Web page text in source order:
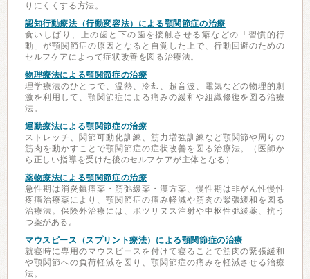
りにくくする方法。
認知行動療法（行動変容法）による顎関節症の治療
食いしばり、上の歯と下の歯を接触させる癖などの「習慣的行
動」が顎関節症の原因となると自覚した上で、行動回避のための
セルフケアによって症状改善を図る治療法。
物理療法による顎関節症の治療
理学療法のひとつで、温熱、冷却、超音波、電気などの物理的刺
激を利用して、顎関節症による痛みの緩和や組織修復を図る治療
法。
運動療法による顎関節症の治療
ストレッチ、関節可動化訓練、筋力増強訓練など顎関節や周りの
筋肉を動かすことで顎関節症の症状改善を図る治療法。（医師か
ら正しい指導を受けた後のセルフケアが主体となる）
薬物療法による顎関節症の治療
急性期は消炎鎮痛薬・筋弛緩薬・漢方薬、慢性期は非がん性慢性
疼痛治療薬により、顎関節症の痛み軽減や筋肉の緊張緩和を図る
治療法。保険外治療には、ボツリヌス注射や中枢性弛緩薬、抗う
つ薬がある。
マウスピース（スプリント療法）による顎関節症の治療
就寝時に専用のマウスピースを付けて寝ることで筋肉の緊張緩和
や顎関節への負荷軽減を図り、顎関節症の痛みを軽減させる治療
法。